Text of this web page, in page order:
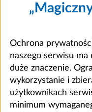
Ochrona
naszego serwisu ma
duże znaczenie.
wykorzystanie i
użytkownikach
minimum